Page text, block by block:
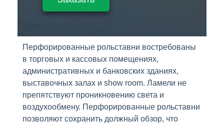
Перфорированные рольставни востребованы
в торговых и кассовых помещениях,
административных и банковских зданиях,
выставочных залах и show room. Ламели не
препятствуют проникновению света и
воздухообмену. Перфорированные рольставни
позволяют сохранить должный обзор, что